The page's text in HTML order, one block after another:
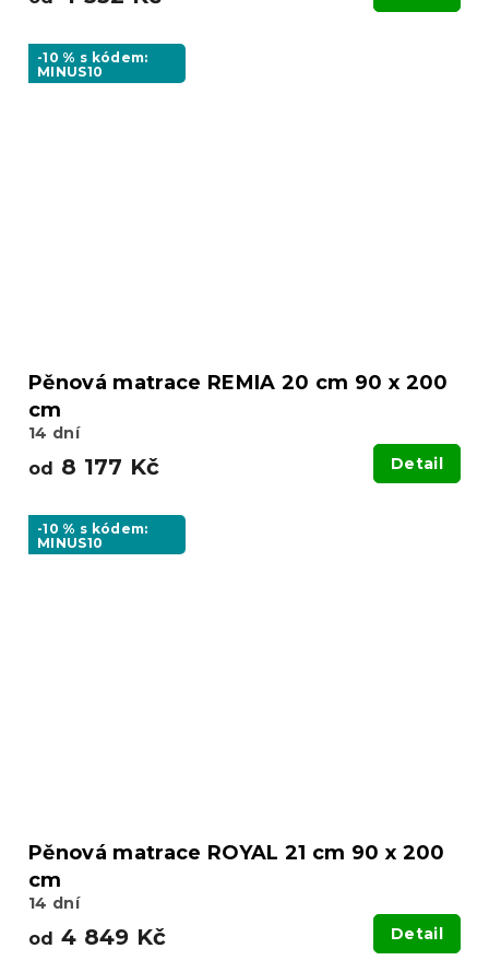
-10 % s kódem:
MINUS10
Pěnová matrace REMIA 20 cm 90 x 200
cm
14 dní
od 8 177 Kč Detail
-10 % s kódem:
MINUS10
Pěnová matrace ROYAL 21 cm 90 x 200
cm
14 dní
od 4 849 Kč Detail